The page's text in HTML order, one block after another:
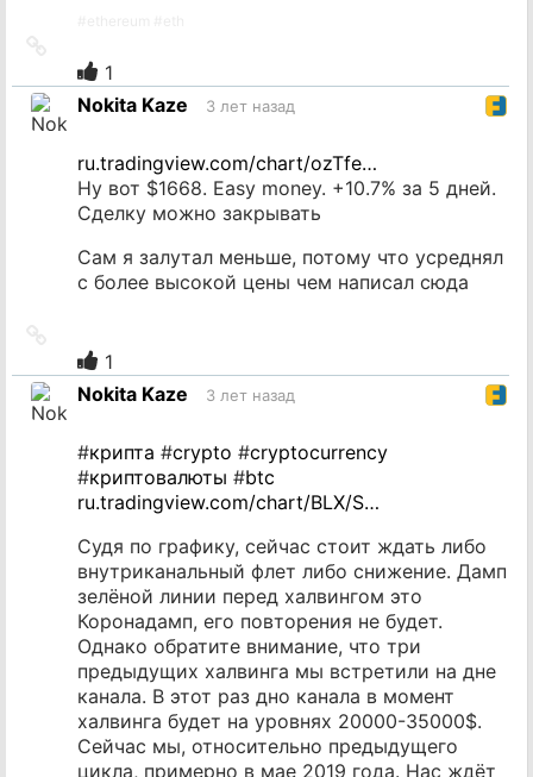
источник
1
Nokita Kaze
3 лет назад
ru.tradingview.com/chart/ozTfe…
Ну вот $1668. Easy money. +10.7% за 5 дней.
Сделку можно закрывать
Сам я залутал меньше, потому что усреднял
с более высокой цены чем написал сюда
источник
1
Nokita Kaze
3 лет назад
#крипта #crypto #cryptocurrency
#криптовалюты #btc
ru.tradingview.com/chart/BLX/S…
Судя по графику, сейчас стоит ждать либо
внутриканальный флет либо снижение. Дамп
зелёной линии перед халвингом это
Коронадамп, его повторения не будет.
Однако обратите внимание, что три
предыдущих халвинга мы встретили на дне
канала. В этот раз дно канала в момент
халвинга будет на уровнях 20000-35000$.
Сейчас мы, относительно предыдущего
цикла, примерно в мае 2019 года. Нас ждёт